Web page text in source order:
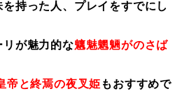
持った人、プレイをすでにし
が魅力的な魑魅魍魎がのさば
帝と終焉の夜叉姫 もおすすめで